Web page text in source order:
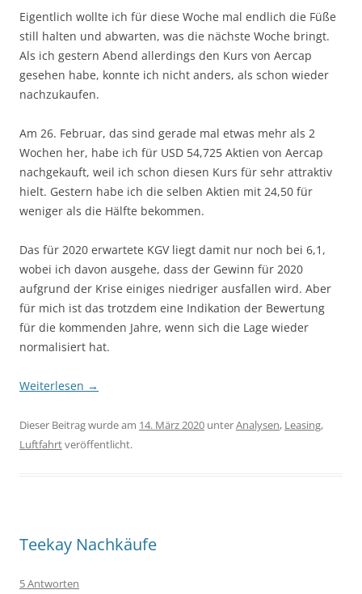
Eigentlich wollte ich für diese Woche mal endlich die Füße
still halten und abwarten, was die nächste Woche bringt.
Als ich gestern Abend allerdings den Kurs von Aercap
gesehen habe, konnte ich nicht anders, als schon wieder
nachzukaufen.
Am 26. Februar, das sind gerade mal etwas mehr als 2
Wochen her, habe ich für USD 54,725 Aktien von Aercap
nachgekauft, weil ich schon diesen Kurs für sehr attraktiv
hielt. Gestern habe ich die selben Aktien mit 24,50 für
weniger als die Hälfte bekommen.
Das für 2020 erwartete KGV liegt damit nur noch bei 6,1,
wobei ich davon ausgehe, dass der Gewinn für 2020
aufgrund der Krise einiges niedriger ausfallen wird. Aber
für mich ist das trotzdem eine Indikation der Bewertung
für die kommenden Jahre, wenn sich die Lage wieder
normalisiert hat.
Weiterlesen →
Dieser Beitrag wurde am 14. März 2020 unterAnalysen, Leasing,
Luftfahrtveröffentlicht.
Teekay Nachkäufe
5 Antworten